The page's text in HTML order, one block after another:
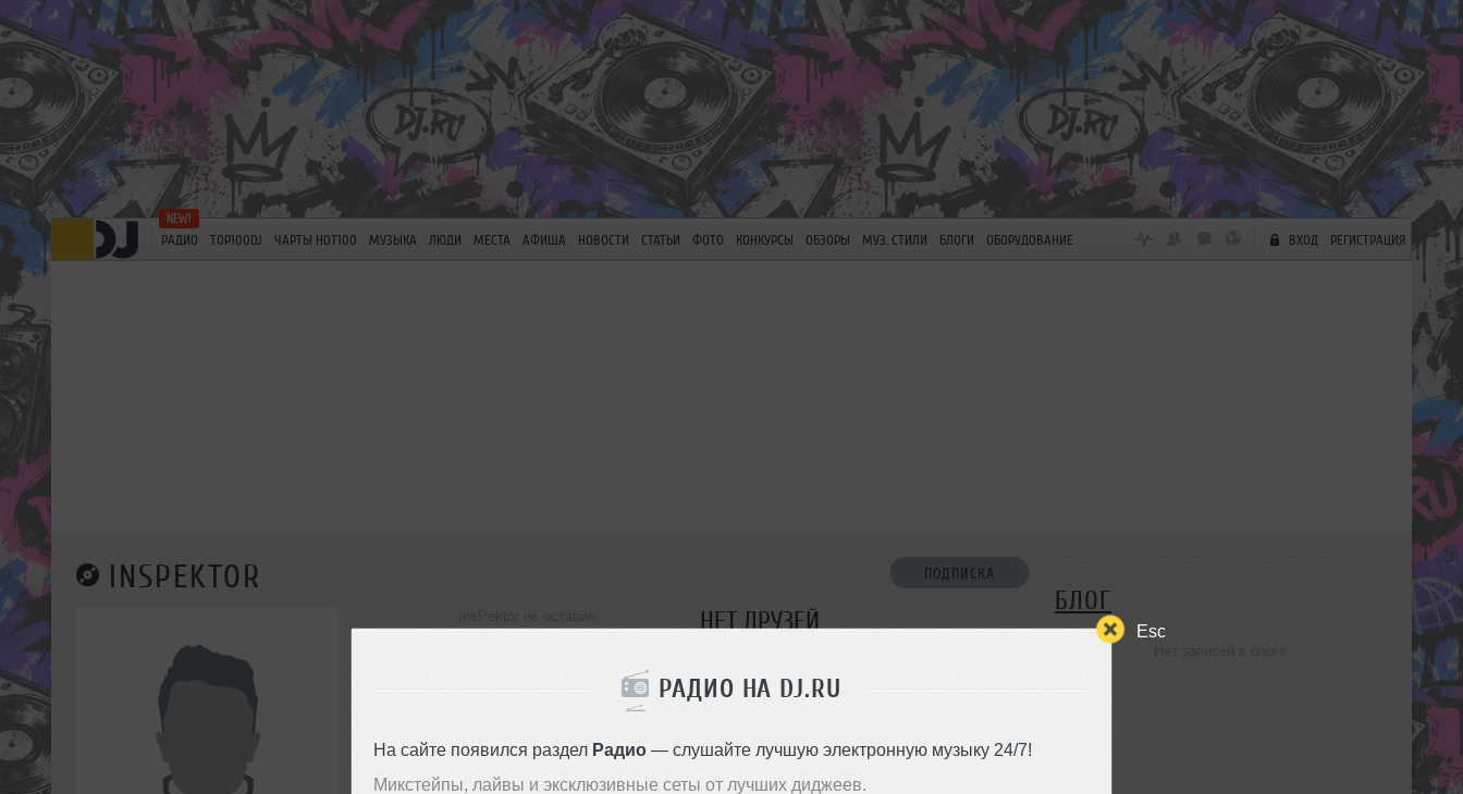
Esc
РАДИО НА DJ.RU
На сайте появился раздел Радио— слушайте лучшую электронную музыку 24/7!
Микстейпы, лайвы и эксклюзивные сеты от лучших диджеев.
РАДИО TOP100DJ ЧАРТЫ HOT100 МУЗЫКА ЛЮДИ МЕСТА АФИША НОВОСТИ СТАТЬИ ФОТО КОНКУРСЫ ОБЗОРЫ МУЗ. СТИЛИ БЛОГИ ОБОРУДОВАНИЕ ВХОД РЕГИСТРАЦИЯ
INSPEKTOR ПОДПИСКА
НЕТ ДРУЗЕЙ
БЛОГ